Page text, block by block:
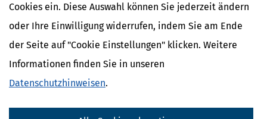
Cookies ein. Diese Auswahl können Sie jederzeit ändern
oder Ihre Einwilligung widerrufen, indem Sie am Ende
der Seite auf "Cookie Einstellungen" klicken. Weitere
Informationen finden Sie in unseren
Datenschutzhinweisen.
Das sichere Steuerprogramm für Ihre Steuerdaten
Programmen: Ihre sensiblen Steuerdaten bleiben sicher auf dem
stationären PC oder Mac gespeichert. Ihre Steuererklärung wird
aber nicht mit uns oder Dritten geteilt.
Extra-Steuerwissen für Selbstständige